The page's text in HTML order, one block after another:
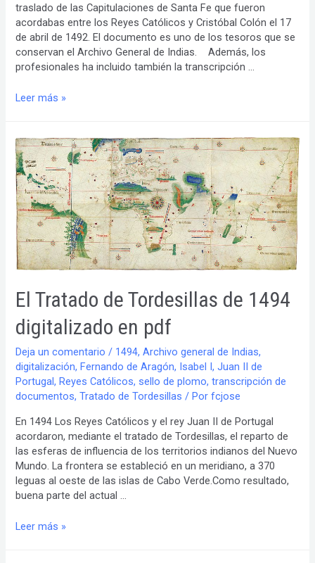
traslado de las Capitulaciones de Santa Fe que fueron
acordabas entre los Reyes Católicos y Cristóbal Colón el 17
de abril de 1492. El documento es uno de los tesoros que se
conservan el Archivo General de Indias. Además, los
profesionales ha incluido también la transcripción …
Traslado
las
Capitulaciones
de
Santa
Fe
de
1492
Leer más »
El Tratado de Tordesillas de 1494
digitalizado en pdf
Deja un comentario / 1494,Archivo general de Indias,
digitalización,Fernando de Aragón, Isabel I,Juan II de
Portugal,Reyes Católicos, sello de plomo,transcripción de
documentos,Tratado de Tordesillas / Porfcjose
En 1494 Los Reyes Católicos y el rey Juan II de Portugal
acordaron, mediante el tratado de Tordesillas, el reparto de
las esferas de influencia de los territorios indianos del Nuevo
Mundo. La frontera se estableció en un meridiano, a 370
leguas al oeste de las islas de Cabo Verde.Como resultado,
buena parte del actual …
El
Leer más »